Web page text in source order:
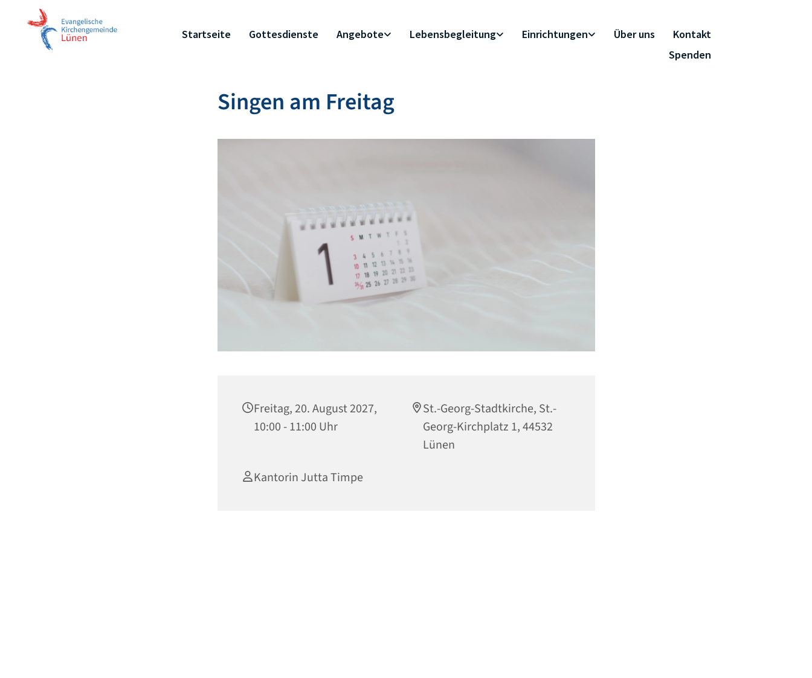
Startseite Gottesdienste Angebote Lebensbegleitung Einrichtungen Über uns
Kontakt
Spenden
Singen am Freitag
Freitag, 20. August 2027,
10:00 - 11:00 Uhr
St.-Georg-Stadtkirche, St.-
Georg-Kirchplatz 1, 44532
Lünen
Kantorin Jutta Timpe